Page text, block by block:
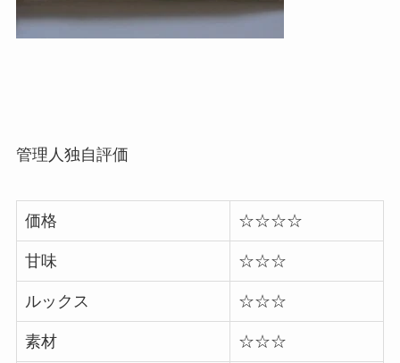
管理人独自評価
価格 ☆☆☆☆
甘味 ☆☆☆
ルックス ☆☆☆
素材 ☆☆☆